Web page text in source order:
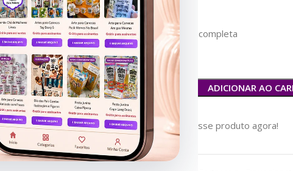
Capas em formato PNG
Mais detalhes na descrição completa
ADICIONAR AO
34 Pessoas vendo esse produto agora!